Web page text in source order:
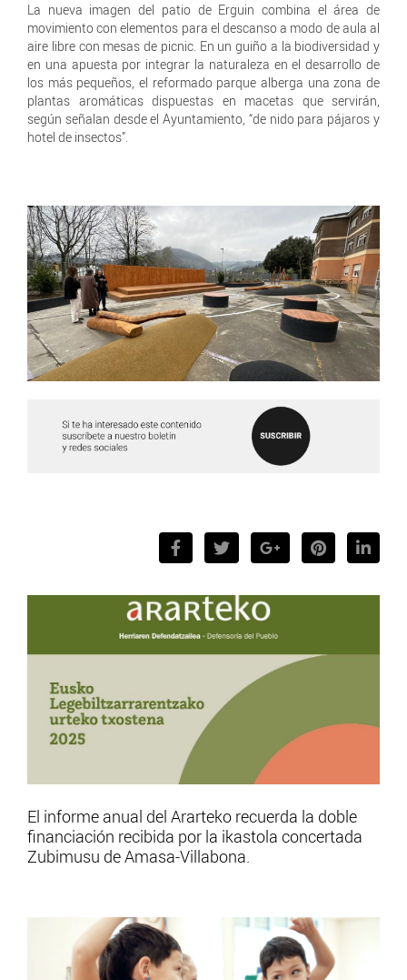
La nueva imagen del patio de Erguin combina el área de
movimiento con elementos para el descanso a modo de aula al
aire libre con mesas de picnic. En un guiño a la biodiversidad y
en una apuesta por integrar la naturaleza en el desarrollo de
los más pequeños, el reformado parque alberga una zona de
plantas aromáticas dispuestas en macetas que servirán,
según señalan desde el Ayuntamiento, “de nido para pájaros y
hotel de insectos”.
El informe anual del Ararteko recuerda la doble
financiación recibida por la ikastola concertada
Zubimusu de Amasa-Villabona.